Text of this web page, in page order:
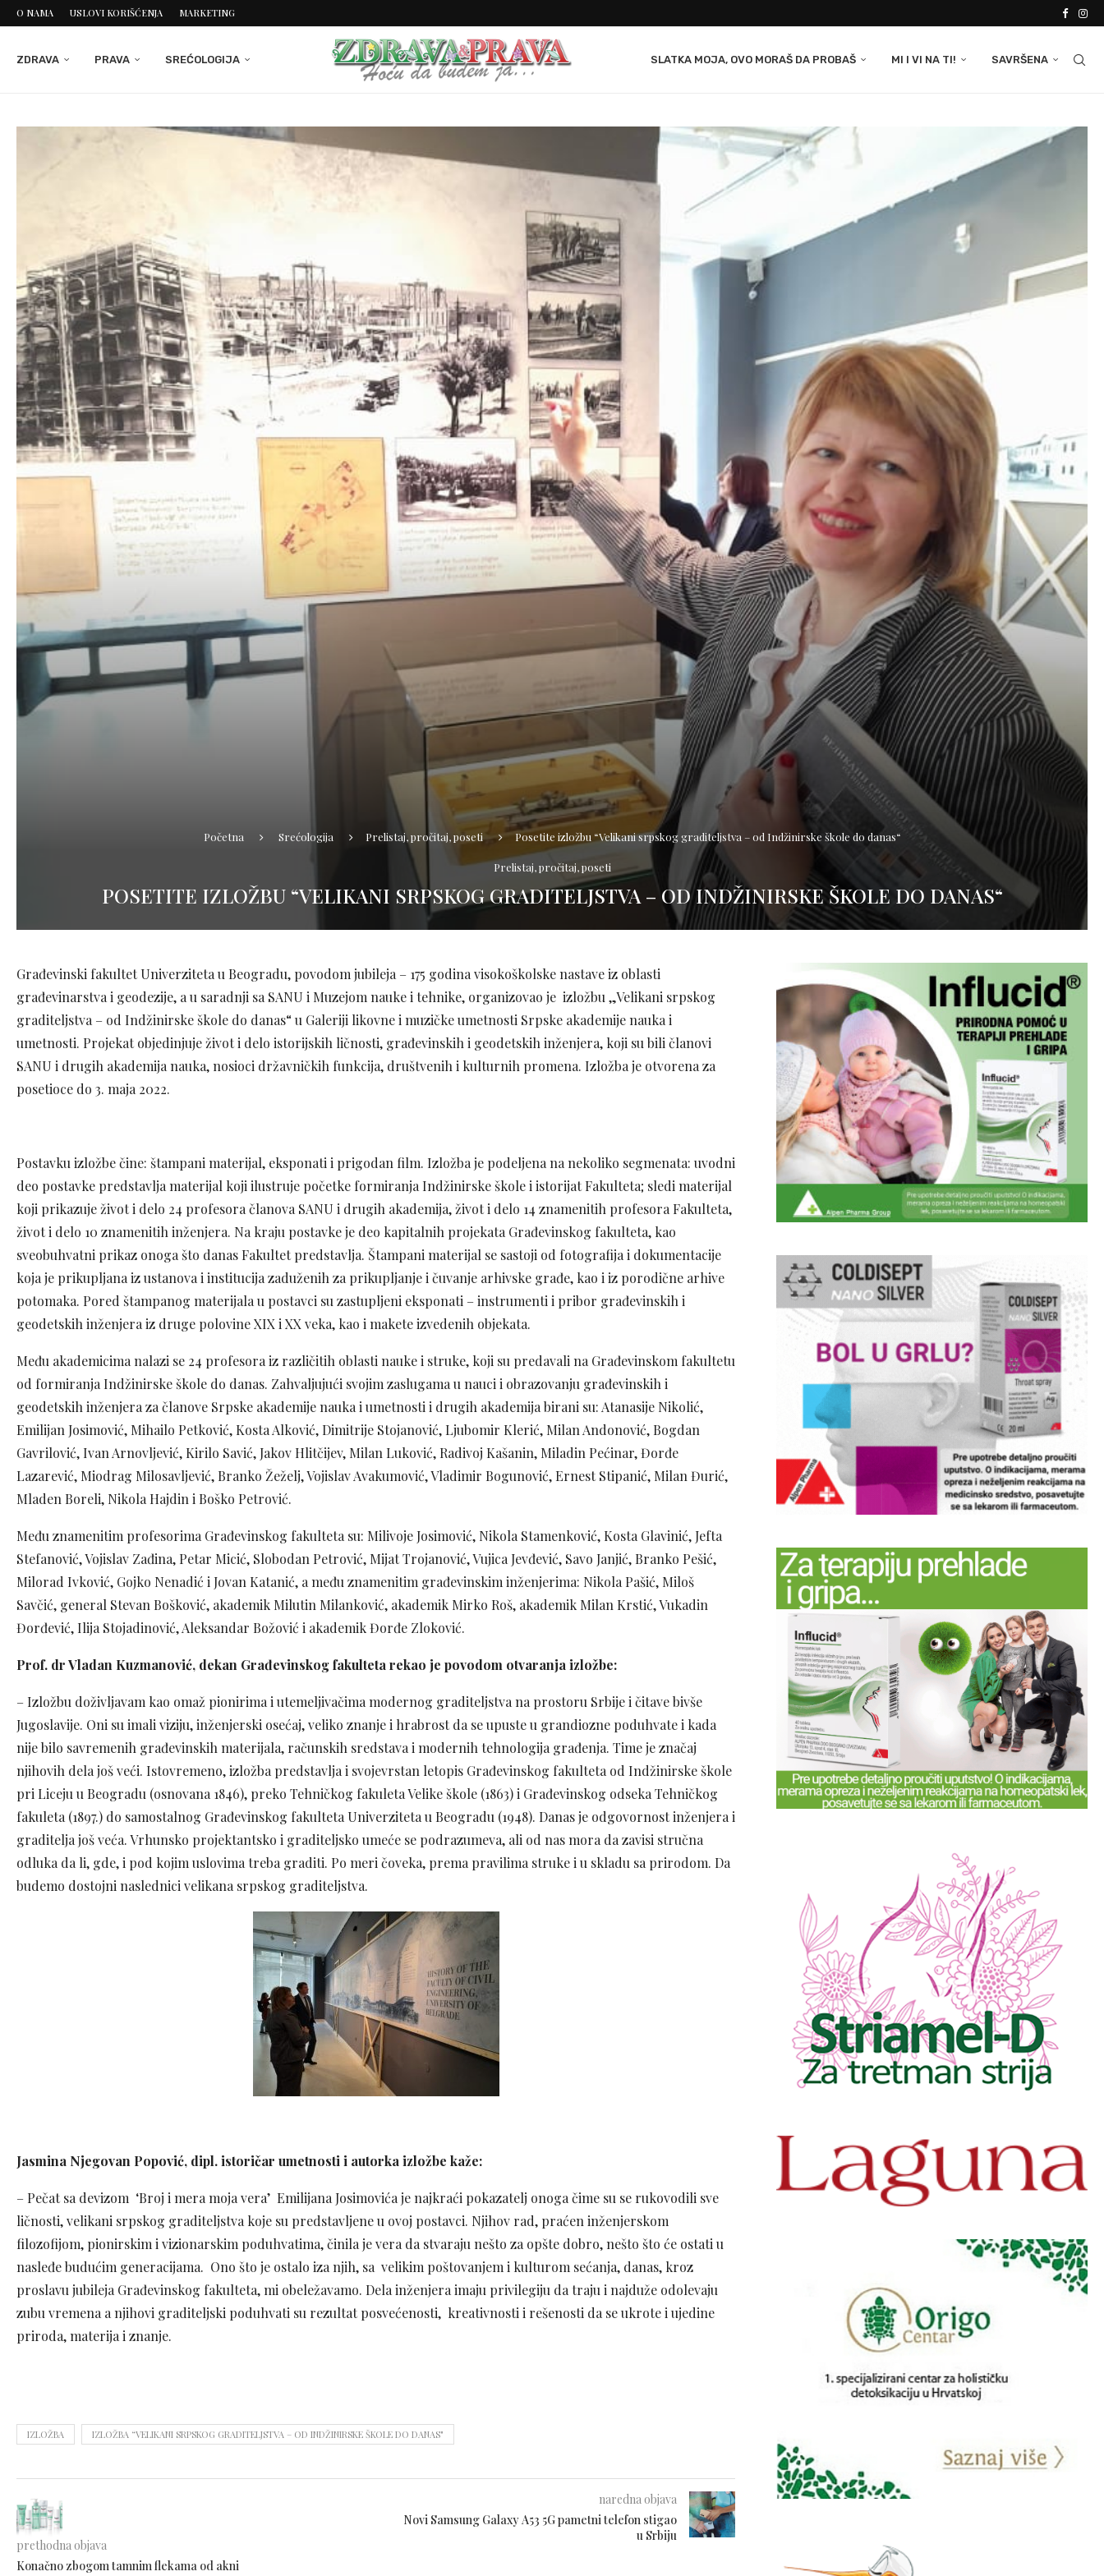
O NAMA USLOVI KORIŠĆENJA MARKETING
ZDRAVA PRAVA SREĆOLOGIJA SLATKA MOJA, OVO MORAŠ DA PROBAŠ MI I VI NA TI! SAVRŠENA
Početna Srećologija Prelistaj, pročitaj, poseti Posetite izložbu “Velikani srpskog graditeljstva – od Indžinirske škole do danas“
Prelistaj, pročitaj, poseti
POSETITE IZLOŽBU “VELIKANI SRPSKOG GRADITELJSTVA – OD INDŽINIRSKE ŠKOLE DO DANAS“
Građevinski fakultet Univerziteta u Beogradu, povodom jubileja – 175 godina visokoškolske nastave iz oblasti
građevinarstva i geodezije, a u saradnji sa SANU i Muzejom nauke i tehnike, organizovao je izložbu „Velikani srpskog
graditeljstva – od Indžinirske škole do danas“ u Galeriji likovne i muzičke umetnosti Srpske akademije nauka i
umetnosti. Projekat objedinjuje život i delo istorijskih ličnosti, građevinskih i geodetskih inženjera, koji su bili članovi
SANU i drugih akademija nauka, nosioci državničkih funkcija, društvenih i kulturnih promena. Izložba je otvorena za
posetioce do 3. maja 2022.
Postavku izložbe čine: štampani materijal, eksponati i prigodan film. Izložba je podeljena na nekoliko segmenata: uvodni
deo postavke predstavlja materijal koji ilustruje početke formiranja Indžinirske škole i istorijat Fakulteta; sledi materijal
koji prikazuje život i delo 24 profesora članova SANU i drugih akademija, život i delo 14 znamenitih profesora Fakulteta,
život i delo 10 znamenitih inženjera. Na kraju postavke je deo kapitalnih projekata Građevinskog fakulteta, kao
sveobuhvatni prikaz onoga što danas Fakultet predstavlja. Štampani materijal se sastoji od fotografija i dokumentacije
koja je prikupljana iz ustanova i institucija zaduženih za prikupljanje i čuvanje arhivske građe, kao i iz porodične arhive
potomaka. Pored štampanog materijala u postavci su zastupljeni eksponati – instrumenti i pribor građevinskih i
geodetskih inženjera iz druge polovine XIX i XX veka, kao i makete izvedenih objekata.
Među akademicima nalazi se 24 profesora iz različitih oblasti nauke i struke, koji su predavali na Građevinskom fakultetu
od formiranja Indžinirske škole do danas. Zahvaljujući svojim zaslugama u nauci i obrazovanju građevinskih i
geodetskih inženjera za članove Srpske akademije nauka i umetnosti i drugih akademija birani su: Atanasije Nikolić,
Emilijan Josimović, Mihailo Petković, Kosta Alković, Dimitrije Stojanović, Ljubomir Klerić, Milan Andonović, Bogdan
Gavrilović, Ivan Arnovljević, Kirilo Savić, Jakov Hlitčijev, Milan Luković, Radivoj Kašanin, Miladin Pećinar, Đorđe
Lazarević, Miodrag Milosavljević, Branko Žeželj, Vojislav Avakumović, Vladimir Bogunović, Ernest Stipanić, Milan Đurić,
Mladen Boreli, Nikola Hajdin i Boško Petrović.
Među znamenitim profesorima Građevinskog fakulteta su: Milivoje Josimović, Nikola Stamenković, Kosta Glavinić, Jefta
Stefanović, Vojislav Zađina, Petar Micić, Slobodan Petrović, Mijat Trojanović, Vujica Jevđević, Savo Janjić, Branko Pešić,
Milorad Ivković, Gojko Nenadić i Jovan Katanić, a među znamenitim građevinskim inženjerima: Nikola Pašić, Miloš
Savčić, general Stevan Bošković, akademik Milutin Milanković, akademik Mirko Roš, akademik Milan Krstić, Vukadin
Đorđević, Ilija Stojadinović, Aleksandar Božović i akademik Đorđe Zloković.
Prof. dr Vladan Kuzmanović, dekan Građevinskog fakulteta rekao je povodom otvaranja izložbe:
– Izložbu doživljavam kao omaž pionirima i utemeljivačima modernog graditeljstva na prostoru Srbije i čitave bivše
Jugoslavije. Oni su imali viziju, inženjerski osećaj, veliko znanje i hrabrost da se upuste u grandiozne poduhvate i kada
nije bilo savremenih građevinskih materijala, računskih sredstava i modernih tehnologija građenja. Time je značaj
njihovih dela još veći. Istovremeno, izložba predstavlja i svojevrstan letopis Građevinskog fakulteta od Indžinirske škole
pri Liceju u Beogradu (osnovana 1846), preko Tehničkog fakuleta Velike škole (1863) i Građevinskog odseka Tehničkog
fakuleta (1897.) do samostalnog Građevinskog fakulteta Univerziteta u Beogradu (1948). Danas je odgovornost inženjera i
graditelja još veća. Vrhunsko projektantsko i graditeljsko umeće se podrazumeva, ali od nas mora da zavisi stručna
odluka da li, gde, i pod kojim uslovima treba graditi. Po meri čoveka, prema pravilima struke i u skladu sa prirodom. Da
budemo dostojni naslednici velikana srpskog graditeljstva.
Jasmina Njegovan Popović, dipl. istoričar umetnosti i autorka izložbe kaže:
– Pečat sa devizom ‘Broj i mera moja vera’ Emilijana Josimovića je najkraći pokazatelj onoga čime su se rukovodili sve
ličnosti, velikani srpskog graditeljstva koje su predstavljene u ovoj postavci. Njihov rad, praćen inženjerskom
filozofijom, pionirskim i vizionarskim poduhvatima, činila je vera da stvaraju nešto za opšte dobro, nešto što će ostati u
nasleđe budućim generacijama. Ono što je ostalo iza njih, sa velikim poštovanjem i kulturom sećanja, danas, kroz
proslavu jubileja Građevinskog fakulteta, mi obeležavamo. Dela inženjera imaju privilegiju da traju i najduže odolevaju
zubu vremena a njihovi graditeljski poduhvati su rezultat posvećenosti, kreativnosti i rešenosti da se ukrote i ujedine
priroda, materija i znanje.
IZLOŽBA IZLOŽBA “VELIKANI SRPSKOG GRADITELJSTVA – OD INDŽINIRSKE ŠKOLE DO DANAS"
prethodna objava
Konačno zbogom tamnim flekama od akni
naredna objava
Novi Samsung Galaxy A53 5G pametni telefon stigao
u Srbiju